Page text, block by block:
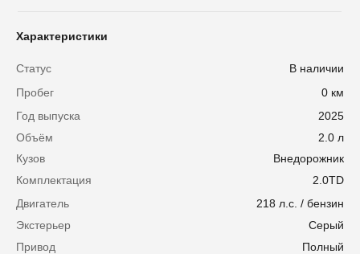
Характеристики
Кузов Внедорожник
Экстерьер Серый
Двигатель 218 л.с. / бензин
Комплектация 2.0TD
Объём 2.0 л
Год выпуска
Привод
2025
Полный
0 км
Пробег
Статус В наличии